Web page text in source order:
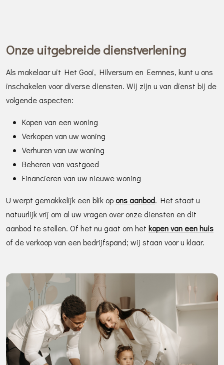
Onze uitgebreide dienstverlening
Als makelaar uit Het Gooi, Hilversum en Eemnes, kunt u ons
inschakelen voor diverse diensten. Wij zijn u van dienst bij de
volgende aspecten:
Kopen van een woning
Verkopen van uw woning
Verhuren van uw woning
Beheren van vastgoed
Financieren van uw nieuwe woning
U werpt gemakkelijk een blik opons aanbod. Het staat u
natuurlijk vrij om al uw vragen over onze diensten en dit
aanbod te stellen. Of het nu gaat om het kopen van een huis
of de verkoop van een bedrijfspand; wij staan voor u klaar.